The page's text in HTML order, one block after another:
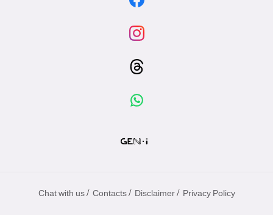
Chat with us / Contacts / Disclaimer / Privacy Policy